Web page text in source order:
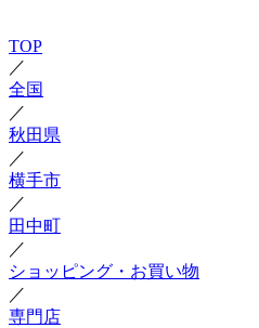
TOP
／
全国
／
秋田県
／
横手市
／
田中町
／
ショッピング・お買い物
／
専門店